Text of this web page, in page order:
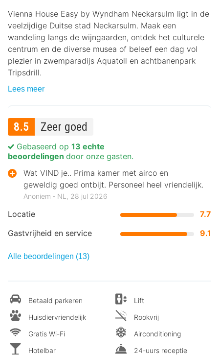
Vienna House Easy by Wyndham Neckarsulm ligt in de
veelzijdige Duitse stad Neckarsulm. Maak een
wandeling langs de wijngaarden, ontdek het culturele
centrum en de diverse musea of beleef een dag vol
plezier in zwemparadijs Aquatoll en achtbanenpark
Tripsdrill.
Lees meer
8.5 Zeer goed
Locatie
7.7
Gastvrijheid en service
9.1
Gebaseerd op 13 echte
beoordelingen door onze gasten.
Wat VIND je.. Prima kamer met airco en
geweldig goed ontbijt. Personeel heel vriendelijk.
Anoniem ‐ NL, 28 jul 2026
Alle beoordelingen (13)
Betaald parkeren
Huisdiervriendelijk
Gratis Wi-Fi
Hotelbar
Lift
Rookvrij
Airconditioning
24-uurs receptie